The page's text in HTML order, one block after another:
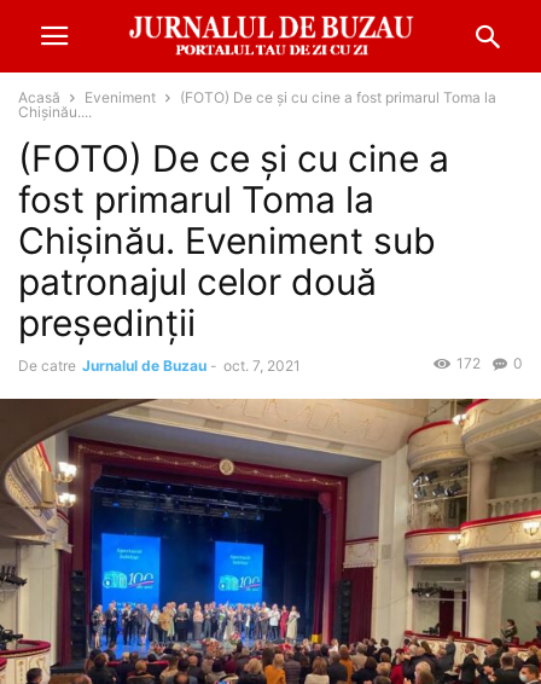
Acasă Eveniment
(FOTO) De ce și cu cine a fost primarul Toma la
Chișinău....
(FOTO) De ce și cu cine a
fost primarul Toma la
Chișinău. Eveniment sub
patronajul celor două
președinții
De catre Jurnalul de Buzau - oct. 7, 2021 0
172